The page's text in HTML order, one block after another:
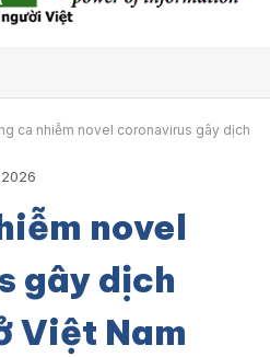
ca nhiễm novel coronavirus gây dịch
novel
gây dịch
Việt Nam